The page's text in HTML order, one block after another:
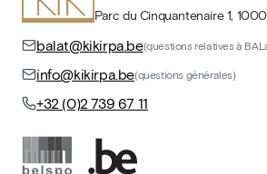
Parc du Cinquantenaire 1,
balat@kikirpa.be(questions relatives à
info@kikirpa.be(questions générales)
+32 (0)2 739 67 11